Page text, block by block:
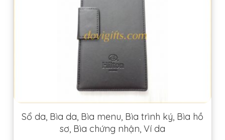
Sổ da, Bìa da, Bìa menu, Bìa trình ký, Bìa hồ
sơ, Bìa chứng nhận, Ví da